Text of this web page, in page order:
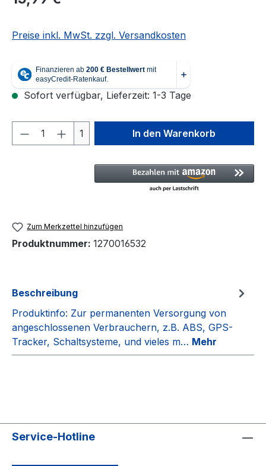
Preise inkl. MwSt. zzgl. Versandkosten
Sofort verfügbar, Lieferzeit: 1-3 Tage
Produkt Anzahl: Gib den
1 In den Warenkorb
Zum Merkzettel hinzufügen
Produktnummer: 1270016532
Beschreibung
Produktinfo: Zur permanenten Versorgung von
angeschlossenen Verbrauchern, z.B. ABS, GPS-
Tracker, Schaltsysteme, und vieles m… Mehr
Service-Hotline